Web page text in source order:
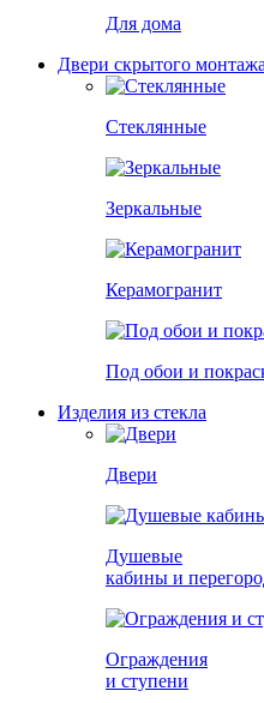
Для дома
Двери скрытого монтажа
Стеклянные
Зеркальные
Керамогранит
Под обои и
Изделия из стекла
Двери
Душевые
кабины и
Ограждения
и ступени